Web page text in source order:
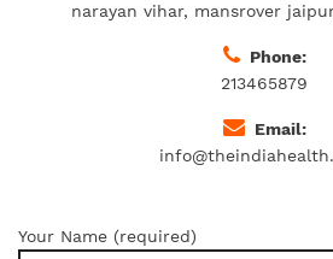
narayan vihar, mansrover
Phone:
213465879
Email:
Your Name (required)